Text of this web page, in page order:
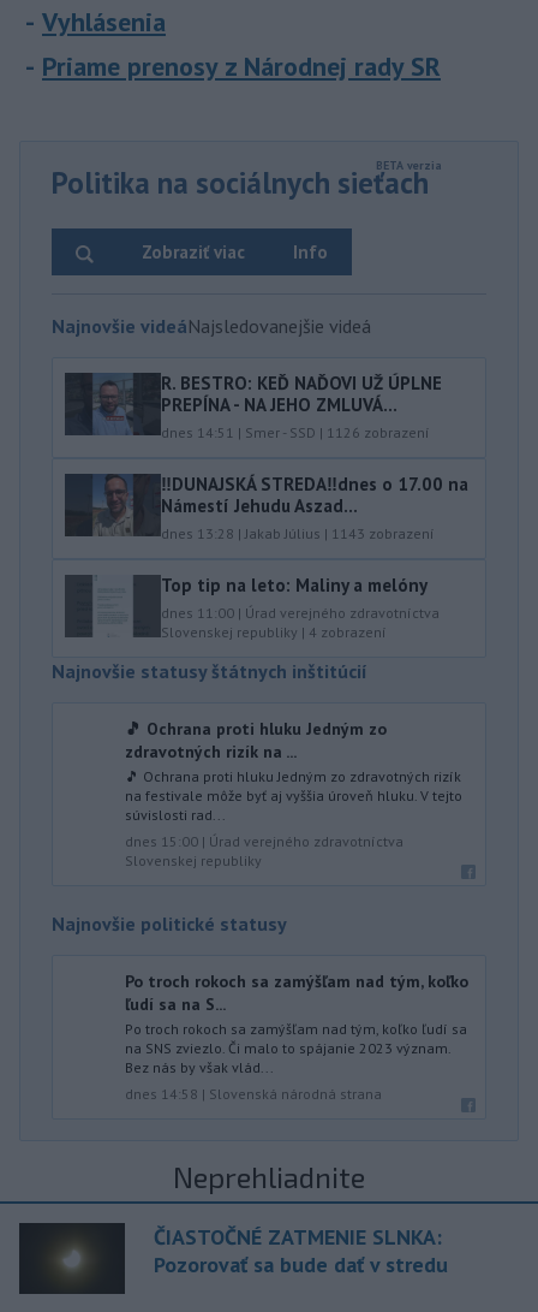
Vyhlásenia
Priame prenosy z Národnej rady SR
Politika na sociálnych sieťach
Info
Zobraziť viac
Najnovšie videáNajsledovanejšie videá
R. BESTRO: KEĎ NAĎOVI UŽ ÚPLNE
PREPÍNA - NA JEHO ZMLUVÁ...
dnes 14:51 | Smer - SSD | 1126 zobrazení
‼️DUNAJSKÁ STREDA‼️dnes o 17.00 na
Námestí Jehudu Aszad...
dnes 13:28 | Jakab Július | 1143 zobrazení
Top tip na leto: Maliny a melóny
dnes 11:00 | Úrad verejného zdravotníctva
Slovenskej republiky | 4 zobrazení
Najnovšie statusy štátnych inštitúcií
🎵 Ochrana proti hluku Jedným zo
zdravotných rizík na ...
🎵 Ochrana proti hluku Jedným zo zdravotných rizík
na festivale môže byť aj vyššia úroveň hluku. V tejto
súvislosti rad...
dnes 15:00 | Úrad verejného zdravotníctva
Slovenskej republiky
Najnovšie politické statusy
Po troch rokoch sa zamýšľam nad tým, koľko
ľudí sa na S...
Po troch rokoch sa zamýšľam nad tým, koľko ľudí sa
na SNS zviezlo. Či malo to spájanie 2023 význam.
Bez nás by však vlád...
dnes 14:58 | Slovenská národná strana
Neprehliadnite
ČIASTOČNÉ ZATMENIE SLNKA:
Pozorovať sa bude dať v stredu